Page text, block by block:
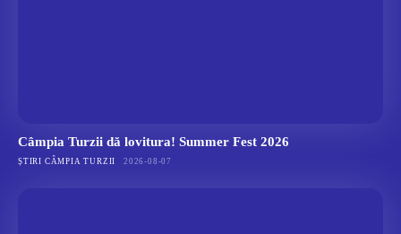
Câmpia Turzii dă lovitura! Summer Fest 2026
ȘTIRI CÂMPIA TURZII 2026-08-07